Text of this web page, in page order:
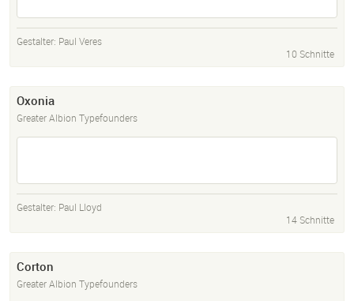
Gestalter: Paul Veres
10 Schnitte
Oxonia
Greater Albion Typefounders
Gestalter: Paul Lloyd
14 Schnitte
Corton
Greater Albion Typefounders